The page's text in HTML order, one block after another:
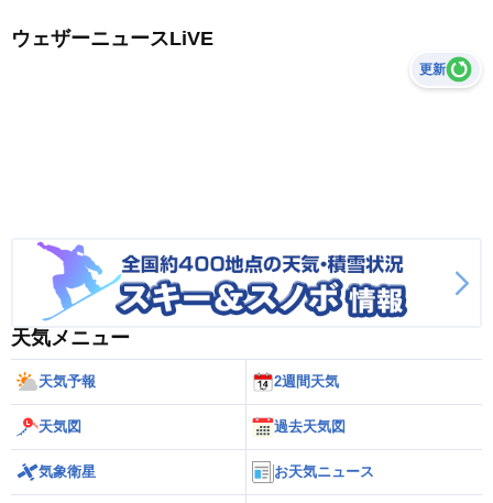
ウェザーニュースLiVE
更新
天気メニュー
天気予報 2週間天気
天気図 過去天気図
気象衛星 お天気ニュース